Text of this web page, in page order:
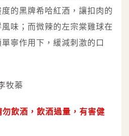
的黑牌希哈紅酒，讓扣肉的
味；而微辣的左宗棠雞球在
寧作用下，緩減刺激的口
牧蓁
飲酒，飲酒過量，有害健